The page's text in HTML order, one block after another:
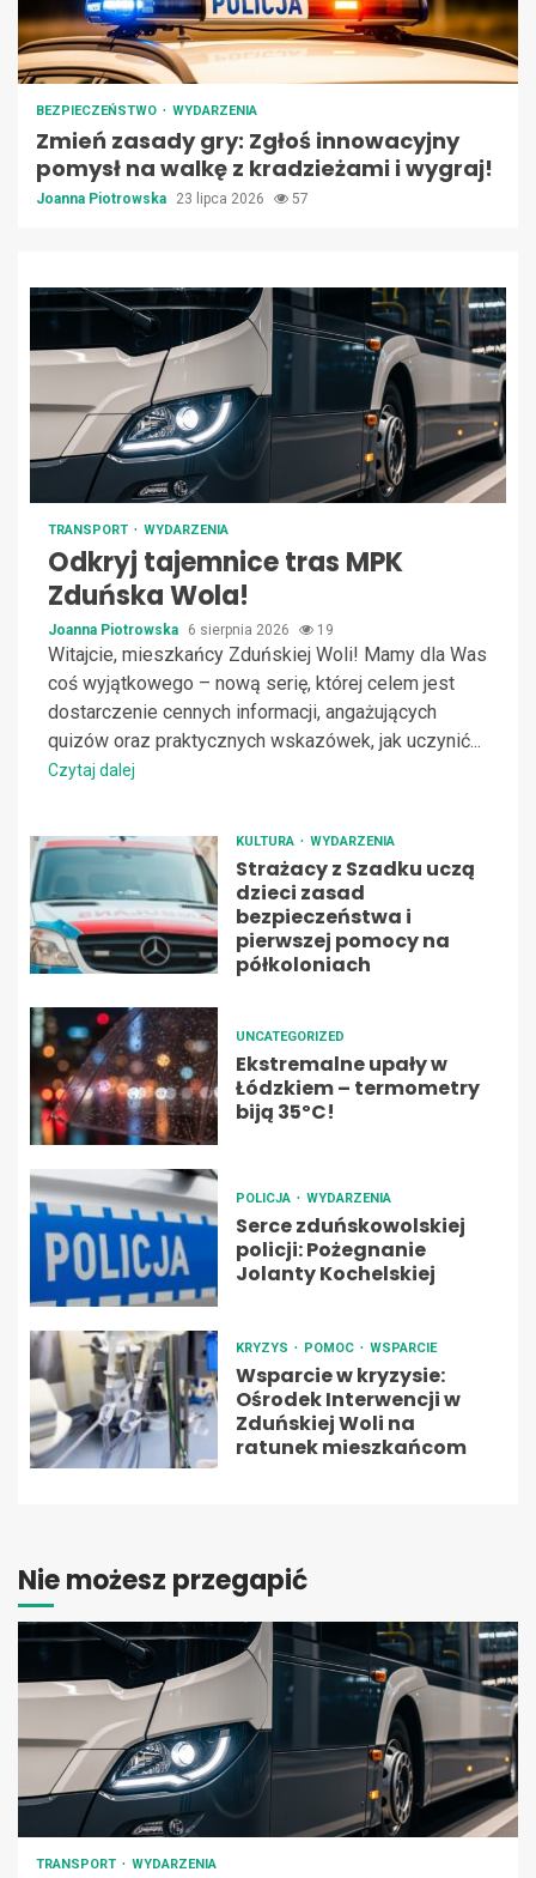
BEZPIECZEŃSTWO WYDARZENIA
Zmień zasady gry: Zgłoś innowacyjny
pomysł na walkę z kradzieżami i wygraj!
Joanna Piotrowska 23 lipca 2026 57
TRANSPORT WYDARZENIA
Odkryj tajemnice tras MPK
Zduńska Wola!
Joanna Piotrowska 6 sierpnia 2026 19
Witajcie, mieszkańcy Zduńskiej Woli! Mamy dla Was
coś wyjątkowego – nową serię, której celem jest
dostarczenie cennych informacji, angażujących
quizów oraz praktycznych wskazówek, jak uczynić...
Czytaj dalej
KULTURA WYDARZENIA
Strażacy z Szadku uczą
dzieci zasad
bezpieczeństwa i
pierwszej pomocy na
półkoloniach
UNCATEGORIZED
Ekstremalne upały w
Łódzkiem – termometry
biją 35ºC!
POLICJA WYDARZENIA
Serce zduńskowolskiej
policji: Pożegnanie
Jolanty Kochelskiej
KRYZYS POMOC WSPARCIE
Wsparcie w kryzysie:
Ośrodek Interwencji w
Zduńskiej Woli na
ratunek mieszkańcom
Nie możesz przegapić
TRANSPORT WYDARZENIA